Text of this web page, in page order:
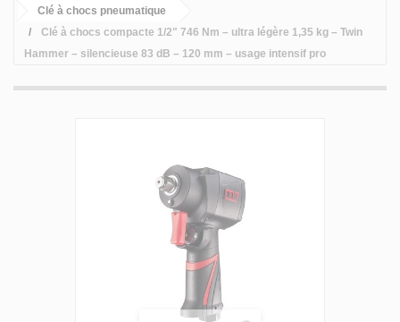
Clé à chocs pneumatique
Clé à chocs compacte 1/2" 746 Nm – ultra légère 1,35 kg – Twin
Hammer – silencieuse 83 dB – 120 mm – usage intensif pro